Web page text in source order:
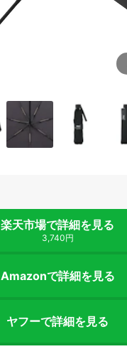
楽天市場で詳細を見る
3,740円
Amazonで詳細を見る
ヤフーで詳細を見る